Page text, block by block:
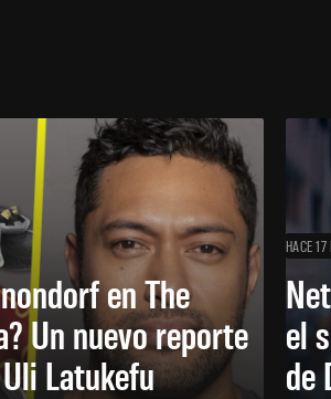
en The
Un nuevo reporte
Latukefu
HACE 17
el
de